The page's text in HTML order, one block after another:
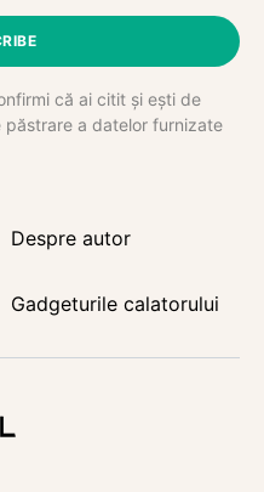
că ai citit și ești de
a datelor furnizate
Despre autor
Gadgeturile calatorului